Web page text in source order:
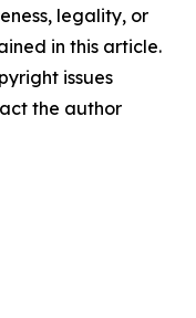
legality, or
in this article.
issues
the author